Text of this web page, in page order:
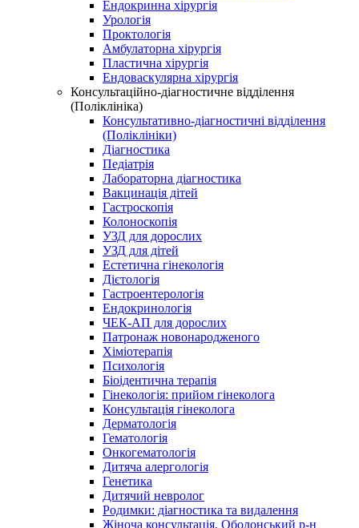
Ендокринна хірургія
Урологія
Проктологія
Амбулаторна хірургія
Пластична хірургія
Ендоваскулярна хірургія
Консультаційно-діагностичне відділення
(Поліклініка)
Консультативно-діагностичні відділення
(Поліклініки)
Діагностика
Педіатрія
Лабораторна діагностика
Вакцинація дітей
Гастроскопія
Колоноскопія
УЗД для дорослих
УЗД для дітей
Естетична гінекологія
Дієтологія
Гастроентерологія
Ендокринологія
ЧЕК-АП для дорослих
Патронаж новонародженого
Хіміотерапія
Психологія
Біоідентична терапія
Гінекологія: прийом гінеколога
Консультація гінеколога
Дерматологія
Гематологія
Онкогематологія
Дитяча алергологія
Генетика
Дитячий невролог
Родимки: діагностика та видалення
Жіноча консультація, Оболонський р-н